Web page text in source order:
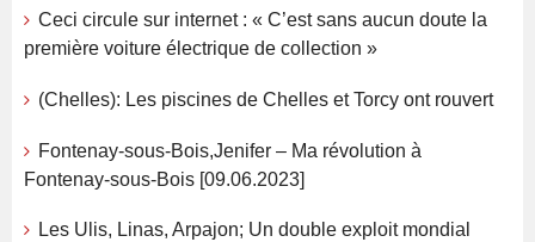
Ceci circule sur internet : « C’est sans aucun doute la
première voiture électrique de collection »
(Chelles): Les piscines de Chelles et Torcy ont rouvert
Fontenay-sous-Bois,Jenifer – Ma révolution à
Fontenay-sous-Bois [09.06.2023]
Les Ulis, Linas, Arpajon; Un double exploit mondial